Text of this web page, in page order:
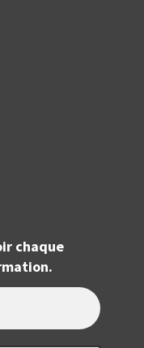
chaque